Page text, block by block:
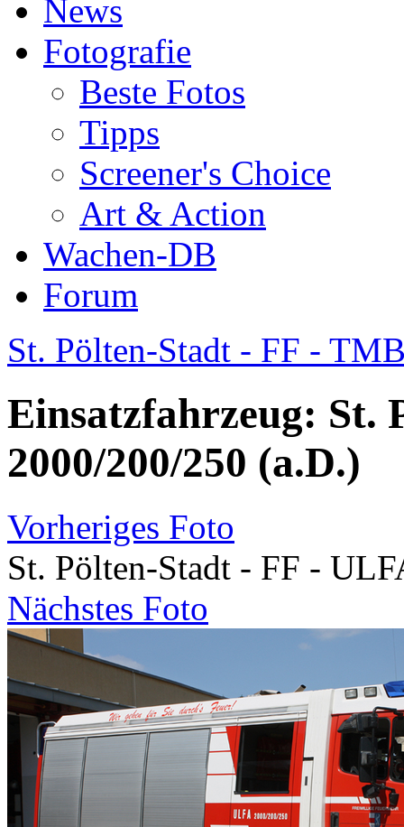
News
Fotografie
Beste Fotos
Tipps
Screener's Choice
Art & Action
Wachen-DB
Forum
St. Pölten-Stadt - FF -
Einsatzfahrzeug: St.
2000/200/250 (a.D.)
Vorheriges Foto
St. Pölten-Stadt - FF -
Nächstes Foto